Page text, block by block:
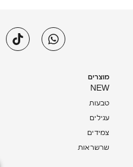
מוצרים
NEW
טבעות
עגילים
צמידים
שרשראות